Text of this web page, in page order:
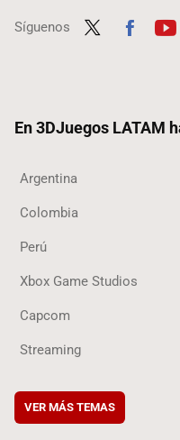
Síguenos
En 3DJuegos LATAM
Argentina
Colombia
Perú
Xbox Game Studios
Capcom
Streaming
VER MÁS TEMAS